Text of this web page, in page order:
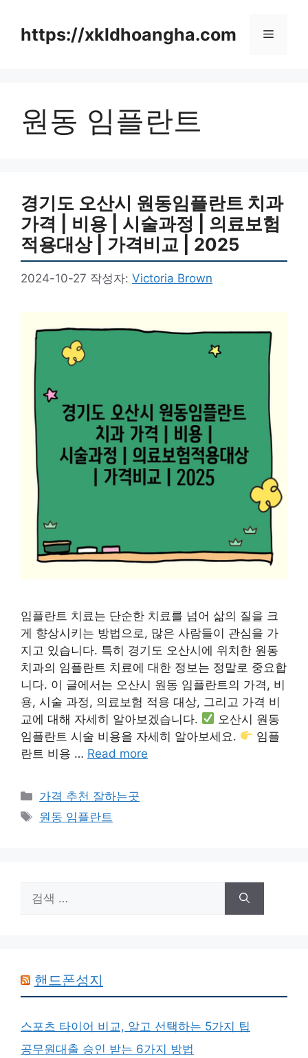
https://xkldhoangha.com 메
원동 임플란트
경기도 오산시 원동임플란트 치과
가격 | 비용 | 시술과정 | 의료보험
적용대상 | 가격비교 | 2025
2024-10-27 작성자: Victoria Brown
임플란트 치료는 단순한 치료를 넘어 삶의 질을 크
게 향상시키는 방법으로, 많은 사람들이 관심을 가
지고 있습니다. 특히 경기도 오산시에 위치한 원동
치과의 임플란트 치료에 대한 정보는 정말로 중요합
니다. 이 글에서는 오산시 원동 임플란트의 가격, 비
용, 시술 과정, 의료보험 적용 대상, 그리고 가격 비
교에 대해 자세히 알아보겠습니다.
오산시 원동
임플란트 시술 비용을 자세히 알아보세요.
임플
란트 비용 … Read more
카
테
가격 추천 잘하는곳
태
원동 임플란트
색:
핸드폰성지
스포츠 타이어 비교, 알고 선택하는 5가지 팁
공무원대출 승인 받는 6가지 방법